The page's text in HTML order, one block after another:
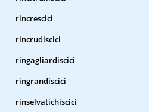
rincrescici
rincrudiscici
ringagliardiscici
ringrandiscici
rinselvatichiscici